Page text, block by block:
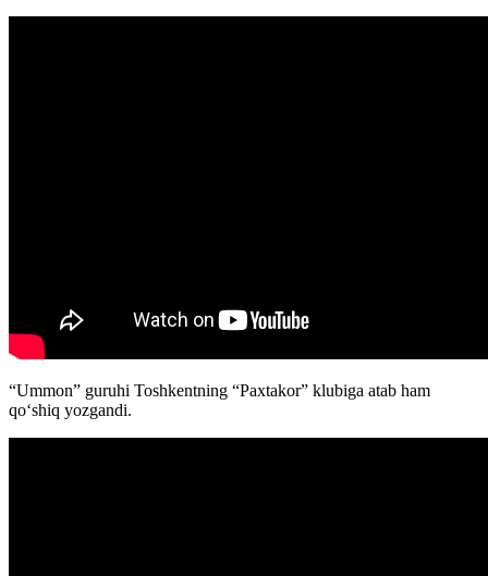
“Ummon” guruhi Toshkentning “Paxtakor” klubiga atab ham
qoʻshiq yozgandi.